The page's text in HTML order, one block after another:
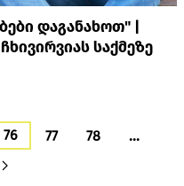
დაგანახოთ" |
საქმეზე
76 77 78
…